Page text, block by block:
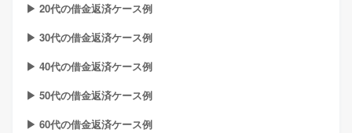
▶ 20代の借金返済ケース例
▶ 30代の借金返済ケース例
▶ 40代の借金返済ケース例
▶ 50代の借金返済ケース例
▶ 60代の借金返済ケース例